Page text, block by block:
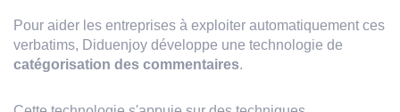
Pour aider les entreprises à exploiter automatiquement ces
verbatims, Diduenjoy développe une technologie de
catégorisation des commentaires.